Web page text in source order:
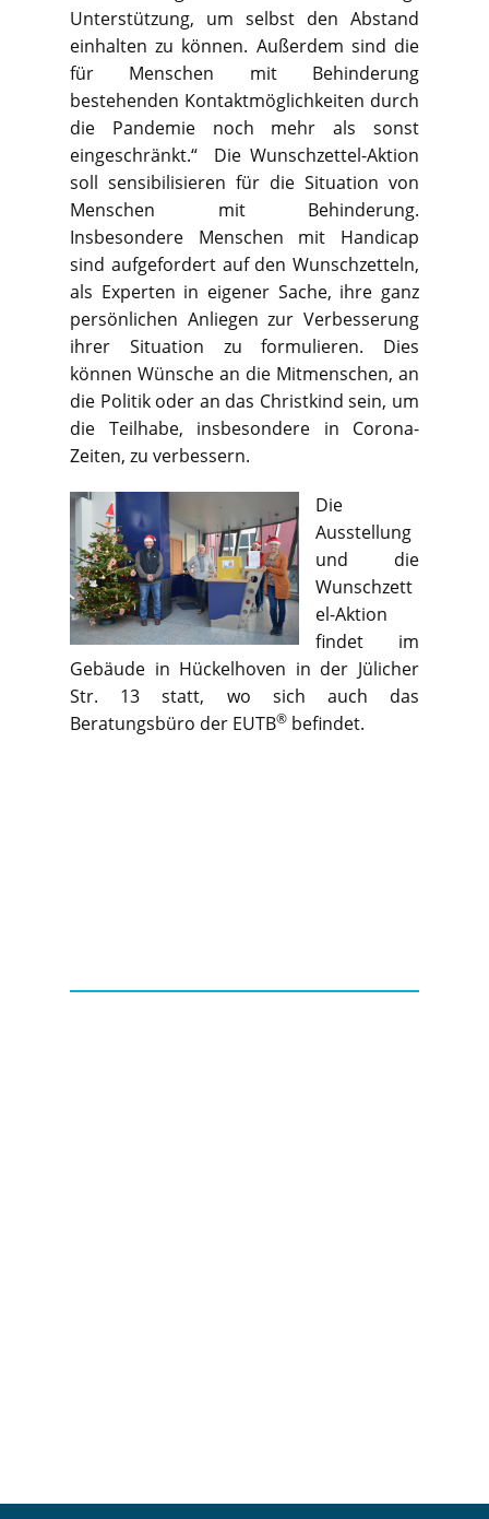
Unterstützung, um selbst den Abstand
einhalten zu können. Außerdem sind die
für Menschen mit Behinderung
bestehenden Kontaktmöglichkeiten durch
die Pandemie noch mehr als sonst
eingeschränkt.“ Die Wunschzettel-Aktion
soll sensibilisieren für die Situation von
Menschen mit Behinderung.
Insbesondere Menschen mit Handicap
sind aufgefordert auf den Wunschzetteln,
als Experten in eigener Sache, ihre ganz
persönlichen Anliegen zur Verbesserung
ihrer Situation zu formulieren. Dies
können Wünsche an die Mitmenschen, an
die Politik oder an das Christkind sein, um
die Teilhabe, insbesondere in Corona-
Zeiten, zu verbessern.
Die
Ausstellung
und die
Wunschzett
el-Aktion
findet im
Gebäude in Hückelhoven in der Jülicher
Str. 13 statt, wo sich auch das
Beratungsbüro der EUTB® befindet.